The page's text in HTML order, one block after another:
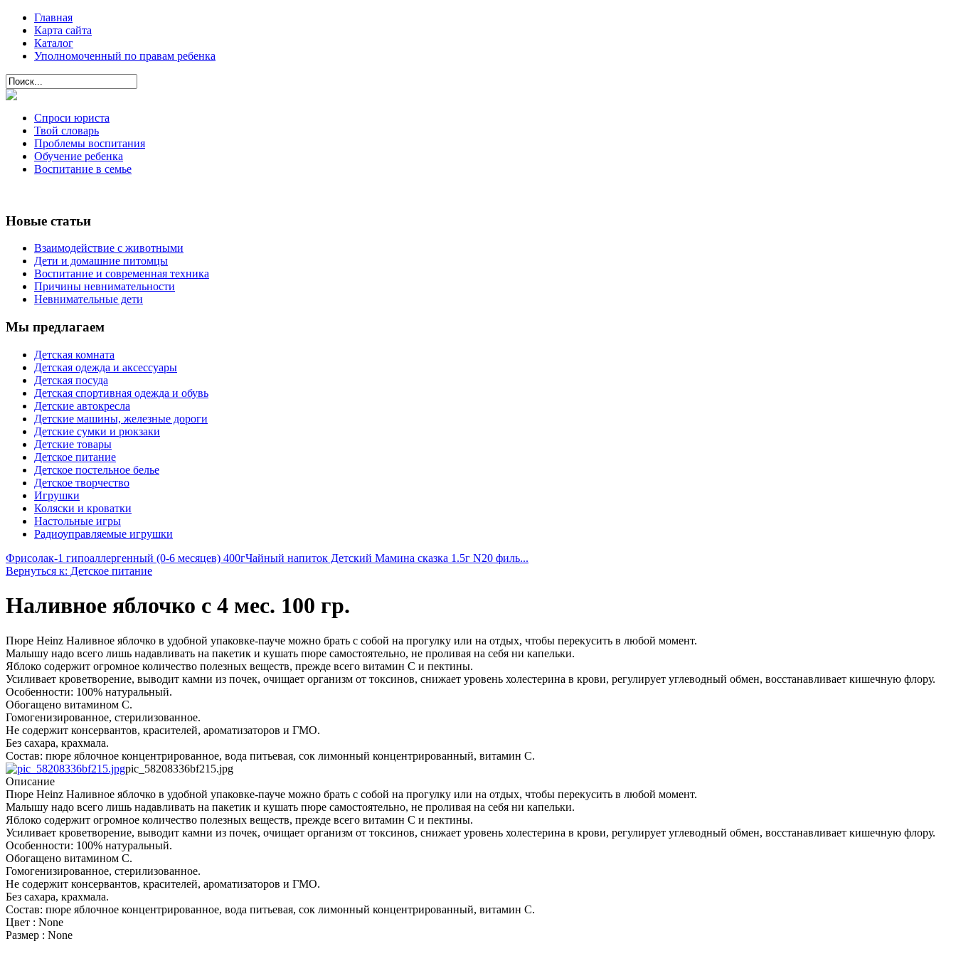
Главная
Карта сайта
Каталог
Уполномоченный по правам ребенка
Спроси юриста
Твой словарь
Проблемы воспитания
Обучение ребенка
Воспитание в семье
Новые статьи
Взаимодействие с животными
Дети и домашние питомцы
Воспитание и современная техника
Причины невнимательности
Невнимательные дети
Мы предлагаем
Детская комната
Детская одежда и аксессуары
Детская посуда
Детская спортивная одежда и обувь
Детские автокресла
Детские машины, железные дороги
Детские сумки и рюкзаки
Детские товары
Детское питание
Детское постельное белье
Детское творчество
Игрушки
Коляски и кроватки
Настольные игры
Радиоуправляемые игрушки
Фрисолак-1 гипоаллергенный (0-6 месяцев) 400гЧайный напиток Детский Мамина сказка 1.5г N20 филь...
Вернуться к: Детское питание
Наливное яблочко с 4 мес. 100 гр.
Пюре Heinz Наливное яблочко в удобной упаковке-пауче можно брать с собой на прогулку или на отдых, чтобы перекусить в любой момент.
Малышу надо всего лишь надавливать на пакетик и кушать пюре самостоятельно, не проливая на себя ни капельки.
Яблоко содержит огромное количество полезных веществ, прежде всего витамин С и пектины.
Усиливает кроветворение, выводит камни из почек, очищает организм от токсинов, снижает уровень холестерина в крови, регулирует углеводный обмен, восстанавливает кишечную флору.
Особенности: 100% натуральный.
Обогащено витамином С.
Гомогенизированное, стерилизованное.
Не содержит консервантов, красителей, ароматизаторов и ГМО.
Без сахара, крахмала.
Состав: пюре яблочное концентрированное, вода питьевая, сок лимонный концентрированный, витамин С.
pic_58208336bf215.jpg
Описание
Пюре Heinz Наливное яблочко в удобной упаковке-пауче можно брать с собой на прогулку или на отдых, чтобы перекусить в любой момент.
Малышу надо всего лишь надавливать на пакетик и кушать пюре самостоятельно, не проливая на себя ни капельки.
Яблоко содержит огромное количество полезных веществ, прежде всего витамин С и пектины.
Усиливает кроветворение, выводит камни из почек, очищает организм от токсинов, снижает уровень холестерина в крови, регулирует углеводный обмен, восстанавливает кишечную флору.
Особенности: 100% натуральный.
Обогащено витамином С.
Гомогенизированное, стерилизованное.
Не содержит консервантов, красителей, ароматизаторов и ГМО.
Без сахара, крахмала.
Состав: пюре яблочное концентрированное, вода питьевая, сок лимонный концентрированный, витамин С.
Цвет : None
Размер : None